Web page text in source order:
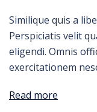
Similique quis a
Perspiciatis velit
eligendi. Omnis
exercitationem
Read more